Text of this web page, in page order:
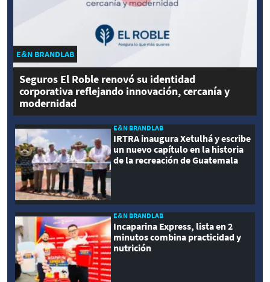
E&N BRANDLAB
Seguros El Roble renovó su identidad
corporativa reflejando innovación, cercanía y
modernidad
E&N BRANDLAB
IRTRA inaugura Xetulhá y escribe
un nuevo capítulo en la historia
de la recreación de Guatemala
E&N BRANDLAB
Incaparina Express, lista en 2
minutos combina practicidad y
nutrición